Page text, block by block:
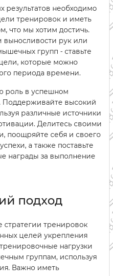
необходимо
тренировок и иметь
что мы хотим достичь.
выносливости рук или
групп - ставьте
которые можно
периода времени.
роль в успешном
высокий
различные источники
Делитесь своими
поощряйте себя и своего
а также поставьте
награды за выполнение
подход
тренировок
целей укрепления
нагрузки
группам, используя
Важно иметь